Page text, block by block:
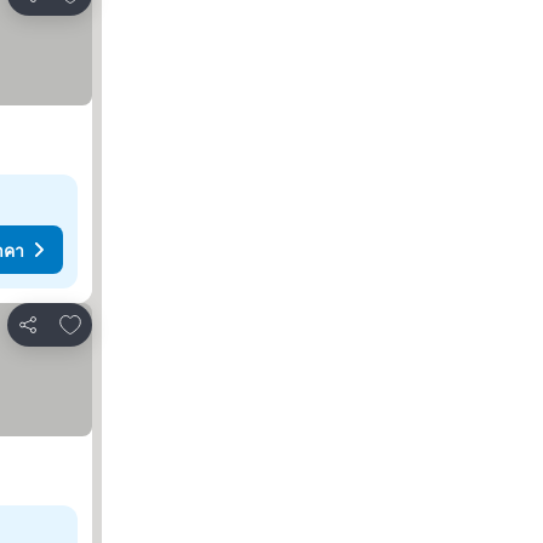
แชร์
า
แชร์
เพิ่มในรายการโปรด